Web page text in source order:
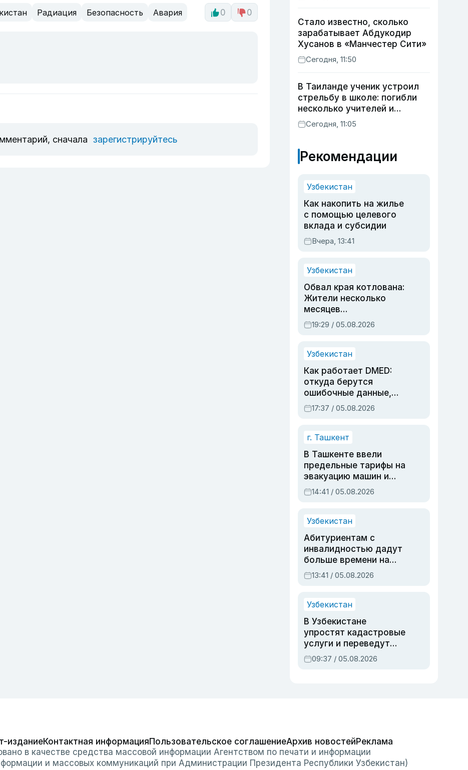
Радиация Безопасность Авария 0 0
сначала зарегистрируйтесь
Стало известно, сколько
зарабатывает Абдукодир
Хусанов в «Манчестер Сити»
Сегодня, 11:50
В Таиланде ученик устроил
стрельбу в школе: погибли
несколько учителей и
учащихся
Сегодня, 11:05
Рекомендации
Узбекистан
Как накопить на жилье
с помощью целевого
вклада и субсидии
Вчера, 13:41
Узбекистан
Обвал края котлована:
Жители несколько
месяцев
предупреждали об
опасности, но стройка
19:29 / 05.08.2026
Узбекистан
Как работает DMED:
откуда берутся
ошибочные данные,
дубли аккаунтов и
очереди по онлайн-
17:37 / 05.08.2026
г. Ташкент
В Ташкенте ввели
предельные тарифы на
эвакуацию машин и
штрафстоянки
14:41 / 05.08.2026
Узбекистан
Абитуриентам с
инвалидностью дадут
больше времени на
вступительных
экзаменах
13:41 / 05.08.2026
Узбекистан
В Узбекистане
упростят кадастровые
услуги и переведут
регистрацию
недвижимости в
09:37 / 05.08.2026
изданиеКонтактная информацияПользовательское соглашениеАрхив новостейРеклама
в качестве средства массовой информации Агентством по печати и информации
и массовых коммуникаций при Администрации Президента Республики Узбекистан)